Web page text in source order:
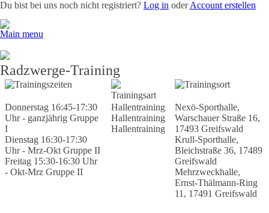
Du bist bei uns noch nicht registriert? Log in oderAccount erstellen
Main menu
Radzwerge-Training
Trainingszeiten
Trainingsart
Trainingsort
Donnerstag 16:45-17:30
Uhr - ganzjährig Gruppe
I
Dienstag 16:30-17:30
Uhr - Mrz-Okt Gruppe II
Freitag 15:30-16:30 Uhr
- Okt-Mrz Gruppe II
Hallentraining
Hallentraining
Hallentraining
Nexö-Sporthalle,
Warschauer Straße 16,
17493 Greifswald
Krull-Sporthalle,
Bleichstraße 36, 17489
Greifswald
Mehrzweckhalle,
Ernst-Thälmann-Ring
11, 17491 Greifswald